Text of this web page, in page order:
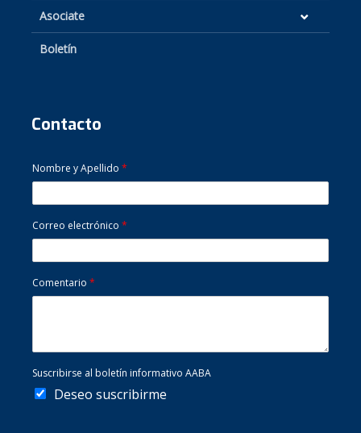
Asociate
Boletín
Contacto
Nombre y Apellido *
Correo electrónico *
Comentario *
Suscribirse al boletín informativo AABA
Deseo suscribirme